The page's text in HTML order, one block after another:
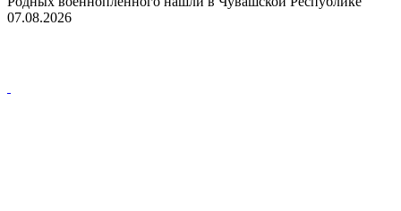
07.08.2026